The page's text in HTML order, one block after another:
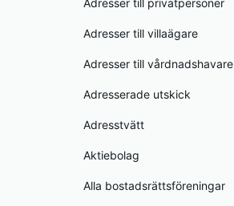
Adresser till privatpersoner
Adresser till villaägare
Adresser till vårdnadshavare
Adresserade utskick
Adresstvätt
Aktiebolag
Alla bostadsrättsföreningar